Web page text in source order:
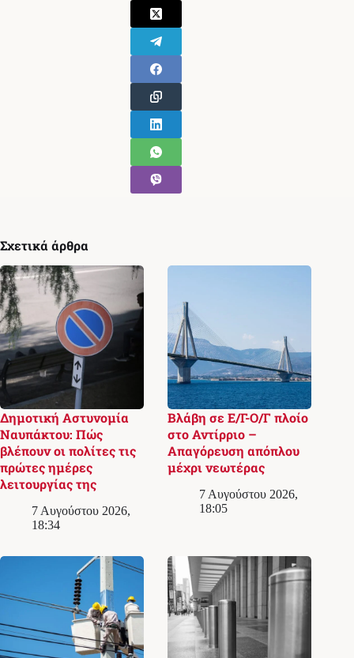
Σχετικά άρθρα
Δημοτική Αστυνομία
Ναυπάκτου: Πώς
βλέπουν οι πολίτες τις
πρώτες ημέρες
λειτουργίας της
7 Αυγούστου 2026,
18:34
Βλάβη σε Ε/Γ-Ο/Γ πλοίο
στο Αντίρριο –
Απαγόρευση απόπλου
μέχρι νεωτέρας
7 Αυγούστου 2026,
18:05